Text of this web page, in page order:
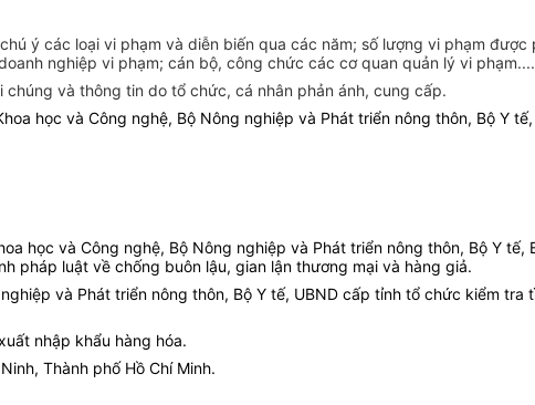
ý các loại vi phạm và diễn biến qua các năm; số lượng vi phạm được
nghiệp vi phạm; cán bộ, công chức các cơ quan quản lý vi
và thông tin do tổ chức, cá nhân phản ánh, cung cấp.
học và Công nghệ, Bộ Nông nghiệp và Phát triển nông thôn, Bộ Y
học và Công nghệ, Bộ Nông nghiệp và Phát triển nông thôn, Bộ Y tế,
pháp luật về chống buôn lậu, gian lận thương mại và hàng giả.
và Phát triển nông thôn, Bộ Y tế, UBND cấp tỉnh tổ chức kiểm tra
nhập khẩu hàng hóa.
Thành phố Hồ Chí Minh.